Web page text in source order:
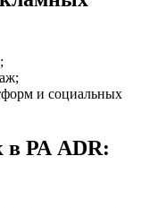
и социальных
в РА ADR: